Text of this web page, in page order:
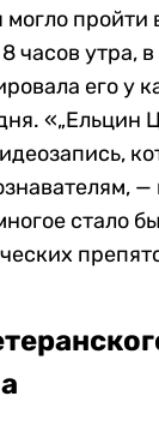
пройти
часов утра,
его у
«„Ельцин
—
стало